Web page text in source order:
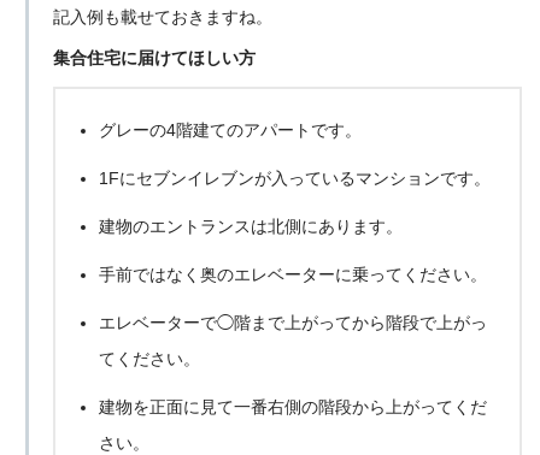
記入例も載せておきますね。
集合住宅に届けてほしい方
グレーの4階建てのアパートです。
1Fにセブンイレブンが入っているマンションです。
建物のエントランスは北側にあります。
手前ではなく奥のエレベーターに乗ってください。
エレベーターで◯階まで上がってから階段で上がっ
てください。
建物を正面に見て一番右側の階段から上がってくだ
さい。